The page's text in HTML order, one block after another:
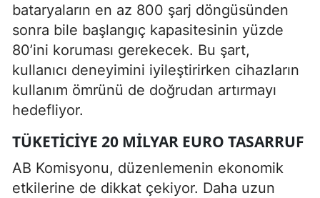
bataryaların en az 800 şarj döngüsünden
sonra bile başlangıç kapasitesinin yüzde
80’ini koruması gerekecek. Bu şart,
kullanıcı deneyimini iyileştirirken cihazların
kullanım ömrünü de doğrudan artırmayı
hedefliyor.
TÜKETICIYE 20 MILYAR EURO TASARRUF
AB Komisyonu, düzenlemenin ekonomik
etkilerine de dikkat çekiyor. Daha uzun